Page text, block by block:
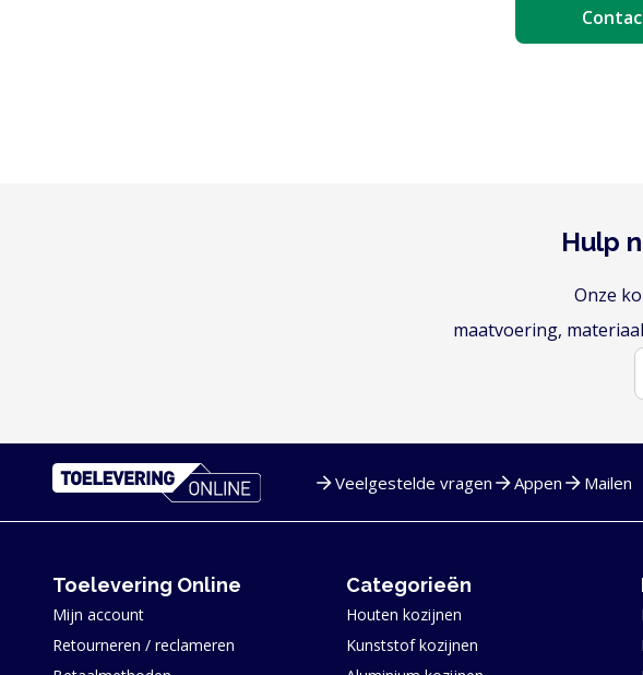
Hulp
Onze
maatvoering,
Veelgestelde vragen Appen Mailen
Toelevering Online
Mijn account
Retourneren / reclameren
Categorieën
Houten kozijnen
Kunststof kozijnen